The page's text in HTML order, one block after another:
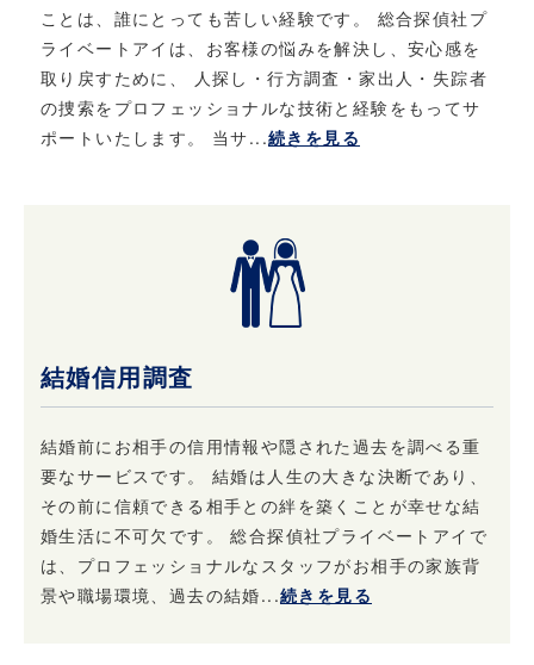
6. お問い合わせ
当社における個人情報保護に関してご質問など
がある場合は、こちら
ことは、誰にとっても苦しい経験です。 総合探偵社プ
ライベートアイは、お客様の悩みを解決し、安心感を
取り戻すために、 人探し・行方調査・家出人・失踪者
の捜索をプロフェッショナルな技術と経験をもってサ
ポートいたします。 当サ...続きを見る
結婚信用調査
結婚前にお相手の信用情報や隠された過去を調べる重
要なサービスです。 結婚は人生の大きな決断であり、
その前に信頼できる相手との絆を築くことが幸せな結
婚生活に不可欠です。 総合探偵社プライベートアイで
は、プロフェッショナルなスタッフがお相手の家族背
景や職場環境、過去の結婚...続きを見る